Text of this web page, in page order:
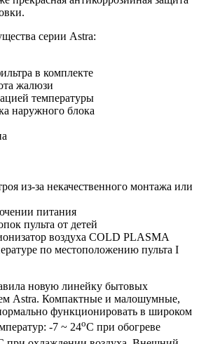
серии Astra:
в комплекте
жалюзи
температуры
наружного блока
из-за некачественного монтажа или
питания
пульта от детей
воздуха COLD PLASMA
по местоположению пульта I
новую линейку бытовых
Astra. Компактные и малошумные,
функционировать в широком
-7 ~ 24оC при обогреве